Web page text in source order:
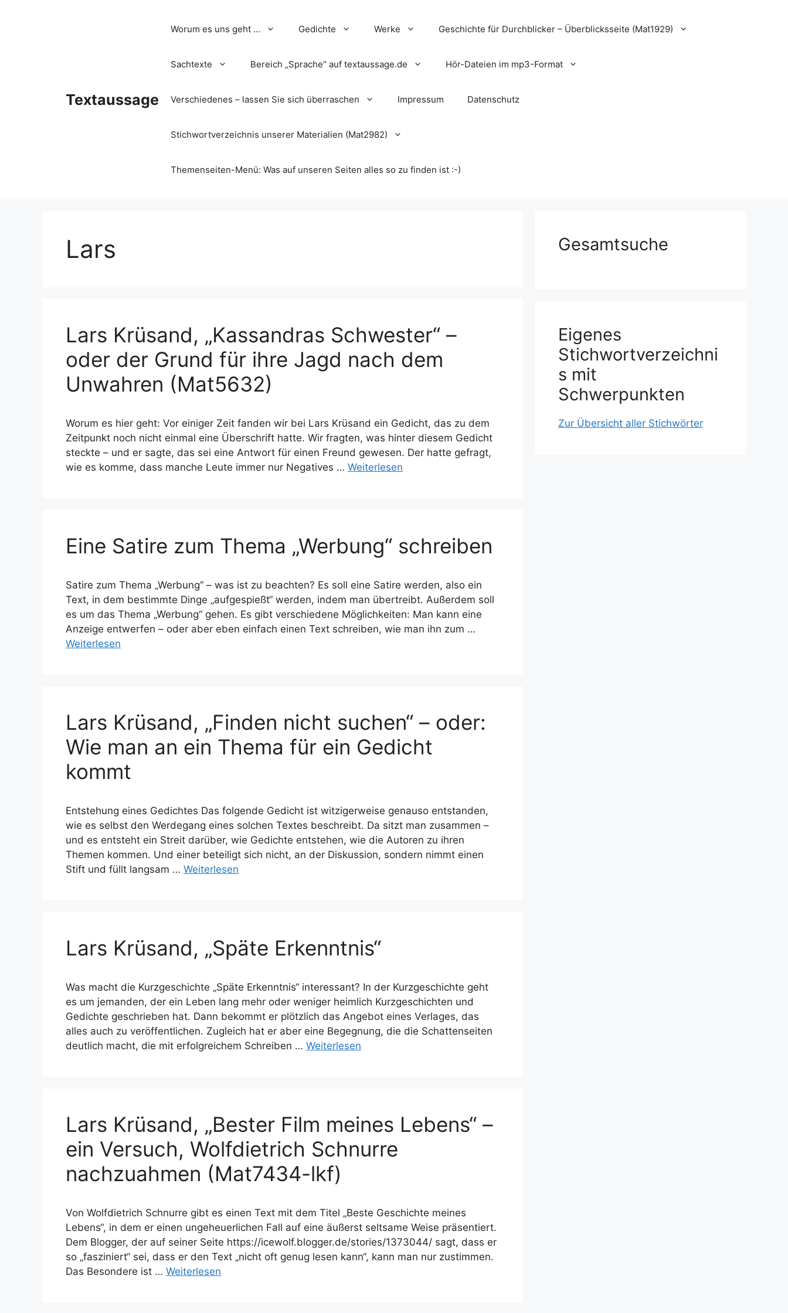
Textaussage
Worum es uns geht … Gedichte Werke Geschichte für Durchblicker – Überblicksseite (Mat1929)
Sachtexte Bereich „Sprache“ auf textaussage.de Hör-Dateien im mp3-Format
Verschiedenes – lassen Sie sich überraschen Impressum Datenschutz
Stichwortverzeichnis unserer Materialien (Mat2982)
Themenseiten-Menü: Was auf unseren Seiten alles so zu finden ist :-)
Lars
Lars Krüsand, „Kassandras Schwester“ –
oder der Grund für ihre Jagd nach dem
Unwahren (Mat5632)
Worum es hier geht: Vor einiger Zeit fanden wir bei Lars Krüsand ein Gedicht, das zu dem
Zeitpunkt noch nicht einmal eine Überschrift hatte. Wir fragten, was hinter diesem Gedicht
steckte – und er sagte, das sei eine Antwort für einen Freund gewesen. Der hatte gefragt,
wie es komme, dass manche Leute immer nur Negatives … Weiterlesen
Eine Satire zum Thema „Werbung“ schreiben
Satire zum Thema „Werbung“ – was ist zu beachten? Es soll eine Satire werden, also ein
Text, in dem bestimmte Dinge „aufgespießt“ werden, indem man übertreibt. Außerdem soll
es um das Thema „Werbung“ gehen. Es gibt verschiedene Möglichkeiten: Man kann eine
Anzeige entwerfen – oder aber eben einfach einen Text schreiben, wie man ihn zum …
Weiterlesen
Lars Krüsand, „Finden nicht suchen“ – oder:
Wie man an ein Thema für ein Gedicht
kommt
Entstehung eines Gedichtes Das folgende Gedicht ist witzigerweise genauso entstanden,
wie es selbst den Werdegang eines solchen Textes beschreibt. Da sitzt man zusammen –
und es entsteht ein Streit darüber, wie Gedichte entstehen, wie die Autoren zu ihren
Themen kommen. Und einer beteiligt sich nicht, an der Diskussion, sondern nimmt einen
Stift und füllt langsam … Weiterlesen
Lars Krüsand, „Späte Erkenntnis“
Was macht die Kurzgeschichte „Späte Erkenntnis“ interessant? In der Kurzgeschichte geht
es um jemanden, der ein Leben lang mehr oder weniger heimlich Kurzgeschichten und
Gedichte geschrieben hat. Dann bekommt er plötzlich das Angebot eines Verlages, das
alles auch zu veröffentlichen. Zugleich hat er aber eine Begegnung, die die Schattenseiten
deutlich macht, die mit erfolgreichem Schreiben … Weiterlesen
Lars Krüsand, „Bester Film meines Lebens“ –
ein Versuch, Wolfdietrich Schnurre
nachzuahmen (Mat7434-lkf)
Von Wolfdietrich Schnurre gibt es einen Text mit dem Titel „Beste Geschichte meines
Lebens“, in dem er einen ungeheuerlichen Fall auf eine äußerst seltsame Weise präsentiert.
Dem Blogger, der auf seiner Seite https://icewolf.blogger.de/stories/1373044/ sagt, dass er
so „fasziniert“ sei, dass er den Text „nicht oft genug lesen kann“, kann man nur zustimmen.
Das Besondere ist … Weiterlesen
Gesamtsuche
Eigenes
Stichwortverzeichni
s mit
Schwerpunkten
Zur Übersicht aller Stichwörter